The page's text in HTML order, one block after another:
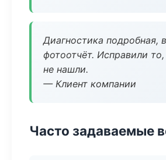
Диагностика подробная,
фотоотчёт. Исправили
не нашли.
— Клиент компании
Часто задаваемые